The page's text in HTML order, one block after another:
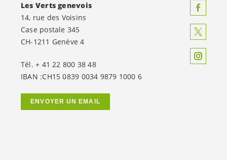
Les Verts genevois
14, rue des Voisins
Case postale 345
CH-1211 Genève 4
Tél. + 41 22 800 38 48
IBAN :CH15 0839 0034 9879 1000 6
ENVOYER UN EMAIL